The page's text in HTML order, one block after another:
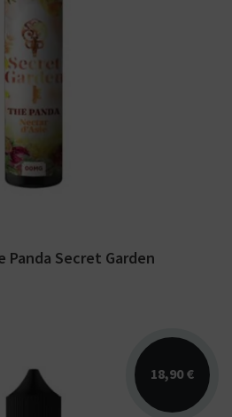
E-liquide Secret
en 50 ml sans nicotine
Panda Secret Garden
18,90 €